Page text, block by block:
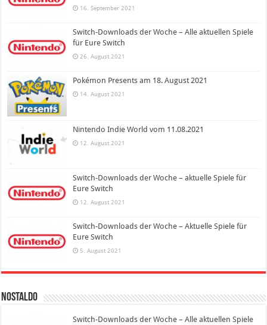
16. September 2021
Switch-Downloads der Woche – Alle aktuellen Spiele
für Eure Switch
26. August 2021
Pokémon Presents am 18. August 2021
14. August 2021
Nintendo Indie World vom 11.08.2021
12. August 2021
Switch-Downloads der Woche – aktuelle Spiele für
Eure Switch
12. August 2021
Switch-Downloads der Woche – Aktuelle Spiele für
Eure Switch
5. August 2021
Nostaldo
Switch-Downloads der Woche – Alle aktuellen Spiele